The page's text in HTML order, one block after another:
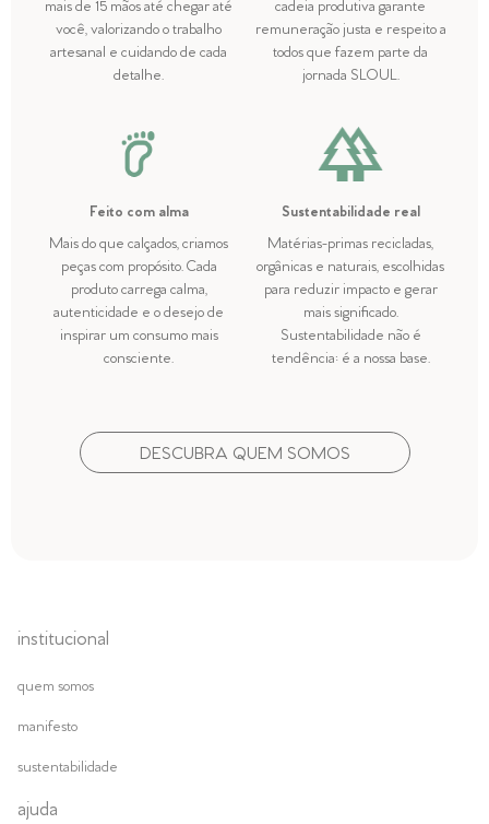
mais de 15 mãos até chegar até
você, valorizando o trabalho
artesanal e cuidando de cada
detalhe.
cadeia produtiva garante
remuneração justa e respeito a
todos que fazem parte da
jornada SLOUL.
Feito com alma
Mais do que calçados, criamos
peças com propósito. Cada
produto carrega calma,
autenticidade e o desejo de
inspirar um consumo mais
consciente.
Sustentabilidade real
Matérias-primas recicladas,
orgânicas e naturais, escolhidas
para reduzir impacto e gerar
mais significado.
Sustentabilidade não é
tendência: é a nossa base.
DESCUBRA QUEM SOMOS
institucional
quem somos
manifesto
sustentabilidade
ajuda